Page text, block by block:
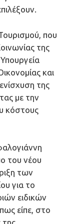
που
της
και
της
με την
κόστους
του νέου
των
για το
ειδικών
είπε, στο